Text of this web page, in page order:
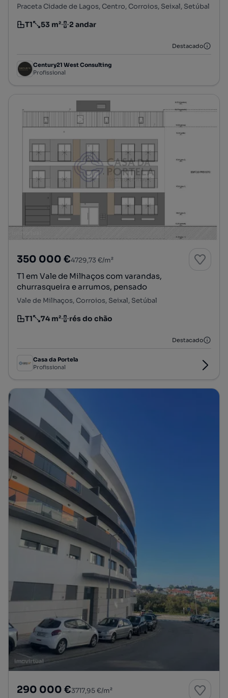
Praceta Cidade de Lagos, Centro, Corroios, Seixal, Setúbal
Tipologia
T1
Preço por metro quadrado
53 m²
Andar 2 andar
Destacado
Century21 West Consulting
Profissional
350 000 €4729,73 €/m²
T1 em Vale de Milhaços com varandas,
churrasqueira e arrumos, pensado
Vale de Milhaços, Corroios, Seixal, Setúbal
Tipologia
T1
Preço por metro quadrado
74 m²
Andar rés do chão
Destacado
Casa da Portela
Profissional
290 000 €3717,95 €/m²